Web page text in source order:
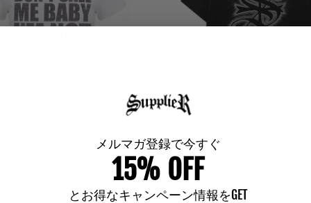
Your Baby Cropped Tee Women's Spray Cross Rhinestone Tee
Price
¥8,910
メルマガ登録で今すぐ
15% OFF
とお得なキャンペーン情報をGET